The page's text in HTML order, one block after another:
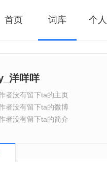
首页 词库 个
洋咩咩
者没有留下ta的主页
者没有留下ta的微博
者没有留下ta的简介